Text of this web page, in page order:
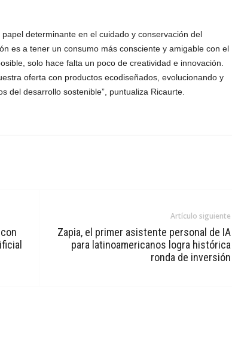
determinante en el cuidado y conservación del
es a tener un consumo más consciente y amigable con el
solo hace falta un poco de creatividad e innovación.
oferta con productos ecodiseñados, evolucionando y
del desarrollo sostenible”, puntualiza Ricaurte.
Artículo siguiente
Zapia, el primer asistente personal de IA
para latinoamericanos logra histórica
ronda de inversión